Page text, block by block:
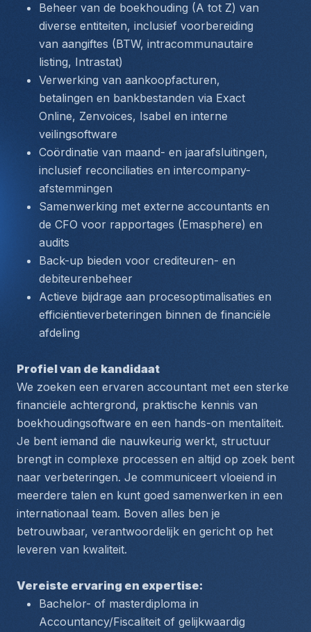
Beheer van de boekhouding (A tot Z) van
diverse entiteiten, inclusief voorbereiding
van aangiftes (BTW, intracommunautaire
listing, Intrastat)
Verwerking van aankoopfacturen,
betalingen en bankbestanden via Exact
Online, Zenvoices, Isabel en interne
veilingsoftware
Coördinatie van maand- en jaarafsluitingen,
inclusief reconciliaties en intercompany-
afstemmingen
Samenwerking met externe accountants en
de CFO voor rapportages (Emasphere) en
audits
Back-up bieden voor crediteuren- en
debiteurenbeheer
Actieve bijdrage aan procesoptimalisaties en
efficiëntieverbeteringen binnen de financiële
afdeling
Profiel van de kandidaat
We zoeken een ervaren accountant met een sterke
financiële achtergrond, praktische kennis van
boekhoudingsoftware en een hands-on mentaliteit.
Je bent iemand die nauwkeurig werkt, structuur
brengt in complexe processen en altijd op zoek bent
naar verbeteringen. Je communiceert vloeiend in
meerdere talen en kunt goed samenwerken in een
internationaal team. Boven alles ben je
betrouwbaar, verantwoordelijk en gericht op het
leveren van kwaliteit.
Vereiste ervaring en expertise:
Bachelor- of masterdiploma in
Accountancy/Fiscaliteit of gelijkwaardig